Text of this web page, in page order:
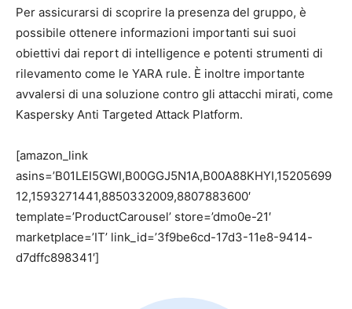
Per assicurarsi di scoprire la presenza del gruppo, è
possibile ottenere informazioni importanti sui suoi
obiettivi dai report di intelligence e potenti strumenti di
rilevamento come le YARA rule. È inoltre importante
avvalersi di una soluzione contro gli attacchi mirati, come
Kaspersky Anti Targeted Attack Platform.
[amazon_link
asins=’B01LEI5GWI,B00GGJ5N1A,B00A88KHYI,15205699
12,1593271441,8850332009,8807883600′
template=’ProductCarousel’ store=’dmo0e-21′
marketplace=’IT’ link_id=’3f9be6cd-17d3-11e8-9414-
d7dffc898341′]